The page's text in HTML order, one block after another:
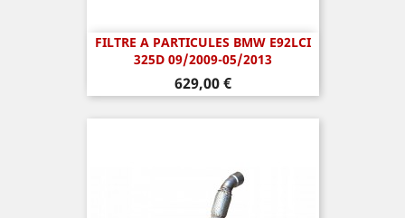
FILTRE A PARTICULES BMW E92LCI
325D 09/2009-05/2013
Prix
629,00 €